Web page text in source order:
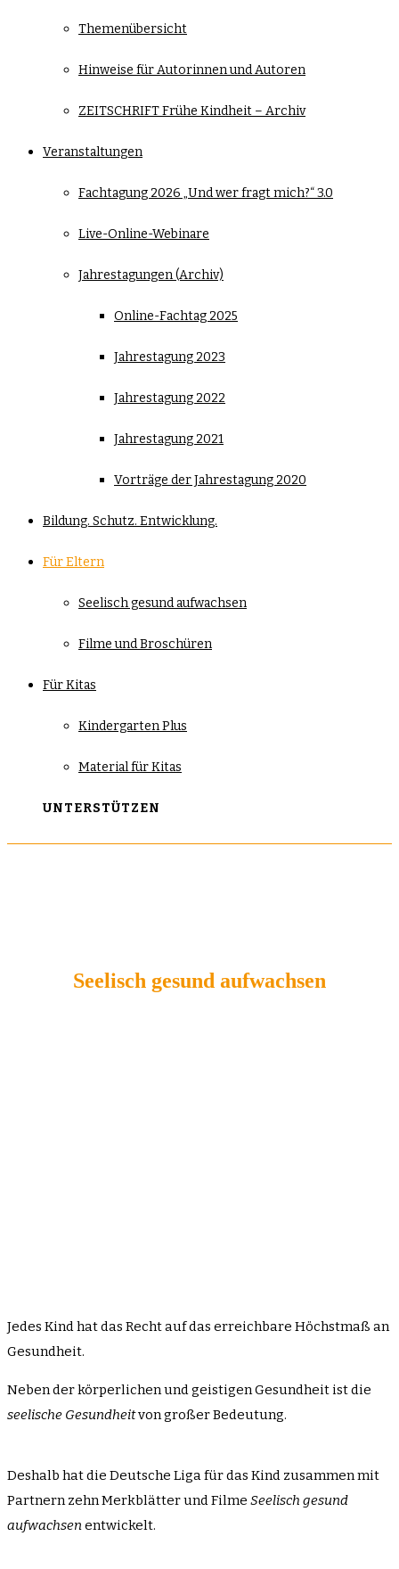
Themenübersicht
Hinweise für Autorinnen und Autoren
ZEITSCHRIFT Frühe Kindheit – Archiv
Veranstaltungen
Fachtagung 2026 „Und wer fragt mich?“ 3.0
Live-Online-Webinare
Jahrestagungen (Archiv)
Online-Fachtag 2025
Jahrestagung 2023
Jahrestagung 2022
Jahrestagung 2021
Vorträge der Jahrestagung 2020
Bildung. Schutz. Entwicklung.
Für Eltern
Seelisch gesund aufwachsen
Filme und Broschüren
Für Kitas
Kindergarten Plus
Material für Kitas
UNTERSTÜTZEN
Seelisch gesund aufwachsen
Jedes Kind hat das Recht auf das erreichbare Höchstmaß an
Gesundheit.
Neben der körperlichen und geistigen Gesundheit ist die
seelische Gesundheitvon großer Bedeutung.
Deshalb hat die Deutsche Liga für das Kind zusammen mit
Partnern zehn Merkblätter und Filme Seelisch gesund
aufwachsenentwickelt.